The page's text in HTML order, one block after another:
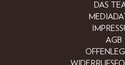
DAS
AGB